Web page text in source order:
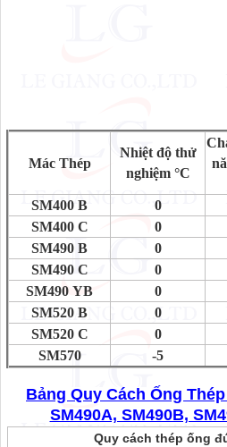
Mác Thép
Nhiệt độ thử
nghiệm °C
SM400 B 0
SM400 C 0
SM490 B
0
SM490 C
0
SM490 YB
0
SM520 B
0
SM520 C
0
SM570
-5
Bảng Quy Cách Ống
SM490A, SM490B,
Quy cách thép ống